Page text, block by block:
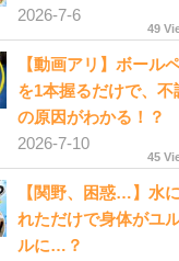
2026-7-6
49
【動画アリ】ボール
を1本握るだけで、不
の原因がわかる！？
2026-7-10
45
【関野、困惑…】水
れただけで身体がユ
ルに…？